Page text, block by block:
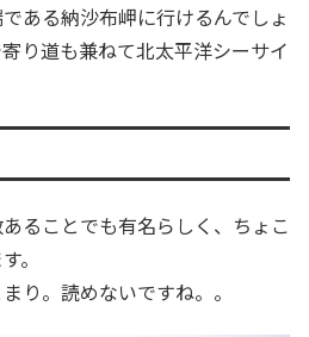
ある納沙布岬に行けるんでしょ
り道も兼ねて北太平洋シーサイ
ることでも有名らしく、ちょこ
。
り。読めないですね。。